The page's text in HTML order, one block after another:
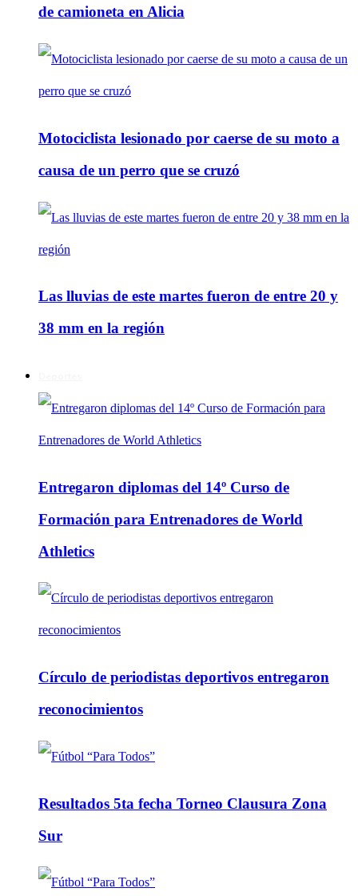
de camioneta en Alicia
Motociclista lesionado por caerse de su moto a
causa de un perro que se cruzó
Las lluvias de este martes fueron de entre 20 y
38 mm en la región
Entregaron diplomas del 14º Curso de
Formación para Entrenadores de World
Athletics
Círculo de periodistas deportivos entregaron
reconocimientos
Resultados 5ta fecha Torneo Clausura Zona
Sur